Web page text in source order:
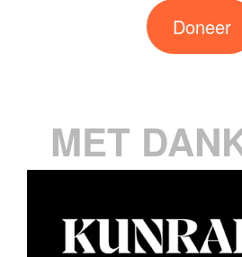
Doneer
MET